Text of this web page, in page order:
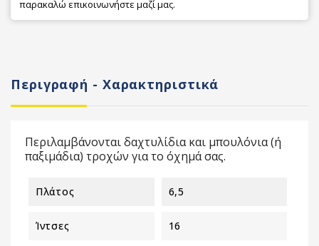
παρακαλώ επικοινωνήστε μαζί μας.
Περιγραφή - Χαρακτηριστικά
Περιλαμβάνονται δαχτυλίδια και μπουλόνια (ή
παξιμάδια) τροχών για το όχημά σας.
Πλάτος 6,5
Ίντσες 16